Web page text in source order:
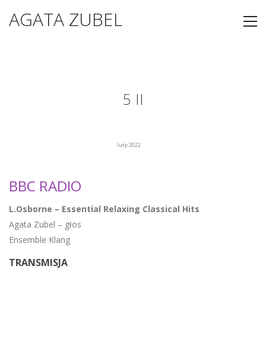
AGATA ZUBEL
5 II
luty 2022
BBC RADIO
L.Osborne – Essential Relaxing Classical Hits
Agata Zubel – głos
Ensemble Klang
TRANSMISJA